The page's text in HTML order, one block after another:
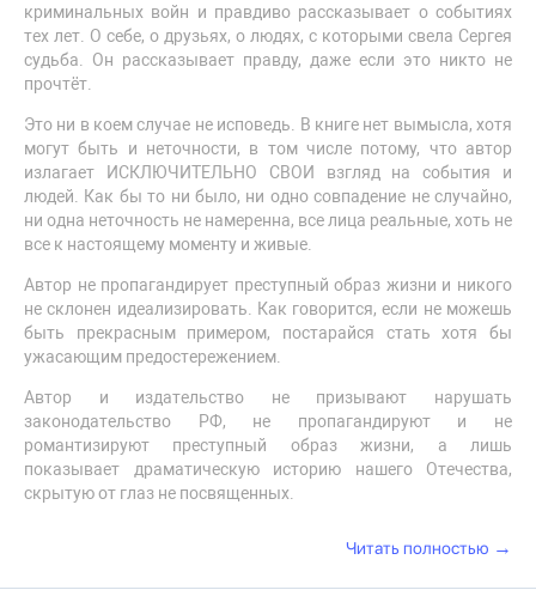
криминальных войн и правдиво рассказывает о событиях
тех лет. О себе, о друзьях, о людях, с которыми свела Сергея
судьба. Он рассказывает правду, даже если это никто не
прочтёт.
Это ни в коем случае не исповедь. В книге нет вымысла, хотя
могут быть и неточности, в том числе потому, что автор
излагает ИСКЛЮЧИТЕЛЬНО СВОИ взгляд на события и
людей. Как бы то ни было, ни одно совпадение не случайно,
ни одна неточность не намеренна, все лица реальные, хоть не
все к настоящему моменту и живые.
Автор не пропагандирует преступный образ жизни и никого
не склонен идеализировать. Как говорится, если не можешь
быть прекрасным примером, постарайся стать хотя бы
ужасающим предостережением.
Автор и издательство не призывают нарушать
законодательство РФ, не пропагандируют и не
романтизируют преступный образ жизни, а лишь
показывает драматическую историю нашего Отечества,
скрытую от глаз не посвященных.
Читать полностью →